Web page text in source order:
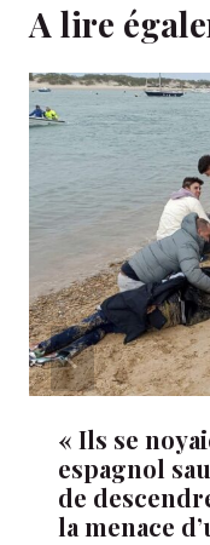
A lire
« Ils se
espagnol
de
la menace